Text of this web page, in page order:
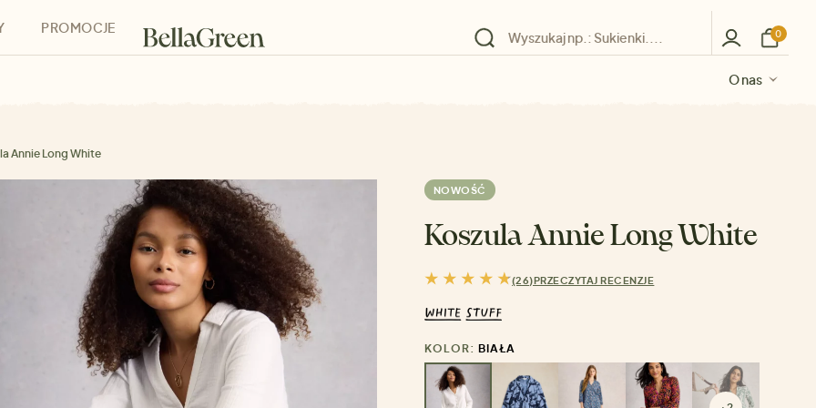
O nas
O nas
O nas
PROMOCJE
O nas
0
Annie Long White
NOWOŚĆ
Koszula Annie Long White
(26)PRZECZYTAJ RECENZJE
KOLOR: BIAŁA